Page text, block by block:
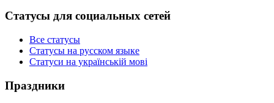
Статусы для социальных сетей
Все статусы
Статусы на русском языке
Статуси на українській мові
Праздники